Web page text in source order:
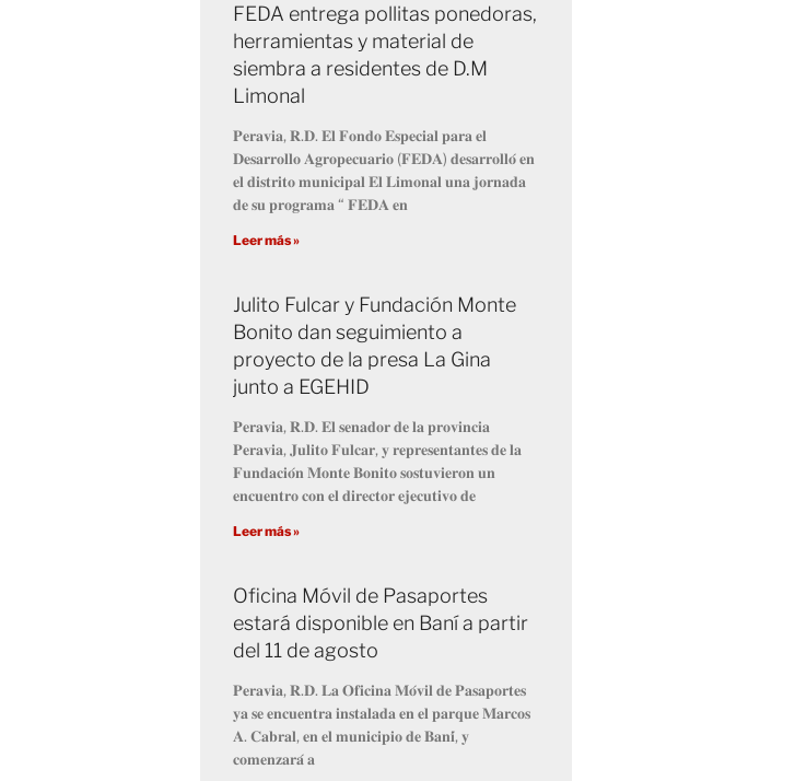
FEDA entrega pollitas ponedoras,
herramientas y material de
siembra a residentes de D.M
Limonal
𝐏𝐞𝐫𝐚𝐯𝐢𝐚, 𝐑.𝐃. 𝐄𝐥 𝐅𝐨𝐧𝐝𝐨 𝐄𝐬𝐩𝐞𝐜𝐢𝐚𝐥 𝐩𝐚𝐫𝐚 𝐞𝐥
𝐃𝐞𝐬𝐚𝐫𝐫𝐨𝐥𝐥𝐨 𝐀𝐠𝐫𝐨𝐩𝐞𝐜𝐮𝐚𝐫𝐢𝐨 (𝐅𝐄𝐃𝐀) 𝐝𝐞𝐬𝐚𝐫𝐫𝐨𝐥𝐥𝐨́ 𝐞𝐧
𝐞𝐥 𝐝𝐢𝐬𝐭𝐫𝐢𝐭𝐨 𝐦𝐮𝐧𝐢𝐜𝐢𝐩𝐚𝐥 𝐄𝐥 𝐋𝐢𝐦𝐨𝐧𝐚𝐥 𝐮𝐧𝐚 𝐣𝐨𝐫𝐧𝐚𝐝𝐚
𝐝𝐞 𝐬𝐮 𝐩𝐫𝐨𝐠𝐫𝐚𝐦𝐚 “ 𝐅𝐄𝐃𝐀 𝐞𝐧
Leer más »
Julito Fulcar y Fundación Monte
Bonito dan seguimiento a
proyecto de la presa La Gina
junto a EGEHID
𝐏𝐞𝐫𝐚𝐯𝐢𝐚, 𝐑.𝐃. 𝐄𝐥 𝐬𝐞𝐧𝐚𝐝𝐨𝐫 𝐝𝐞 𝐥𝐚 𝐩𝐫𝐨𝐯𝐢𝐧𝐜𝐢𝐚
𝐏𝐞𝐫𝐚𝐯𝐢𝐚, 𝐉𝐮𝐥𝐢𝐭𝐨 𝐅𝐮𝐥𝐜𝐚𝐫, 𝐲 𝐫𝐞𝐩𝐫𝐞𝐬𝐞𝐧𝐭𝐚𝐧𝐭𝐞𝐬 𝐝𝐞 𝐥𝐚
𝐅𝐮𝐧𝐝𝐚𝐜𝐢𝐨́𝐧 𝐌𝐨𝐧𝐭𝐞 𝐁𝐨𝐧𝐢𝐭𝐨 𝐬𝐨𝐬𝐭𝐮𝐯𝐢𝐞𝐫𝐨𝐧 𝐮𝐧
𝐞𝐧𝐜𝐮𝐞𝐧𝐭𝐫𝐨 𝐜𝐨𝐧 𝐞𝐥 𝐝𝐢𝐫𝐞𝐜𝐭𝐨𝐫 𝐞𝐣𝐞𝐜𝐮𝐭𝐢𝐯𝐨 𝐝𝐞
Leer más »
Oficina Móvil de Pasaportes
estará disponible en Baní a partir
del 11 de agosto
𝐏𝐞𝐫𝐚𝐯𝐢𝐚, 𝐑.𝐃. 𝐋𝐚 𝐎𝐟𝐢𝐜𝐢𝐧𝐚 𝐌𝐨́𝐯𝐢𝐥 𝐝𝐞 𝐏𝐚𝐬𝐚𝐩𝐨𝐫𝐭𝐞𝐬
𝐲𝐚 𝐬𝐞 𝐞𝐧𝐜𝐮𝐞𝐧𝐭𝐫𝐚 𝐢𝐧𝐬𝐭𝐚𝐥𝐚𝐝𝐚 𝐞𝐧 𝐞𝐥 𝐩𝐚𝐫𝐪𝐮𝐞 𝐌𝐚𝐫𝐜𝐨𝐬
𝐀. 𝐂𝐚𝐛𝐫𝐚𝐥, 𝐞𝐧 𝐞𝐥 𝐦𝐮𝐧𝐢𝐜𝐢𝐩𝐢𝐨 𝐝𝐞 𝐁𝐚𝐧𝐢́, 𝐲
𝐜𝐨𝐦𝐞𝐧𝐳𝐚𝐫𝐚́ 𝐚